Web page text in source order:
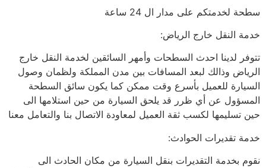
سطحة لخدمتكم على مدار ال 24 ساعة
خدمة النقل خارج الرياض:
تتوفر لدينا احدث السطحات وأمهر السائقين لخدمة النقل خارج
الرياض وذالك لبعد المسافات بين مدن المملكة ولظمان وصول
السيارة للعميل بأسرع وقت ممكن كما يكون سائق السطحة
المسؤول عن أي ظرر قد يلحق السيارة من حين استلامها الى
حين تسليمها لكسب ثقة العميل لمعاودة الاتصال بنا والتعامل معنا
خدمة تقديرات الحوادث:
نقوم بخدمة التقديرات بنقل السيارة من مكان الحادث الى